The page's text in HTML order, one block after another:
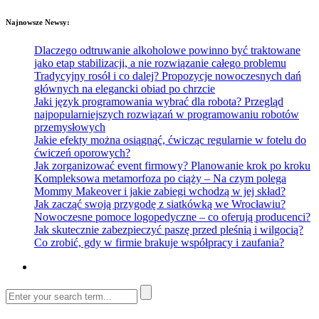
Najnowsze Newsy:
Dlaczego odtruwanie alkoholowe powinno być traktowane
jako etap stabilizacji, a nie rozwiązanie całego problemu
Tradycyjny rosół i co dalej? Propozycje nowoczesnych dań
głównych na elegancki obiad po chrzcie
Jaki język programowania wybrać dla robota? Przegląd
najpopularniejszych rozwiązań w programowaniu robotów
przemysłowych
Jakie efekty można osiągnąć, ćwicząc regularnie w fotelu do
ćwiczeń oporowych?
Jak zorganizować event firmowy? Planowanie krok po kroku
Kompleksowa metamorfoza po ciąży – Na czym polega
Mommy Makeover i jakie zabiegi wchodzą w jej skład?
Jak zacząć swoją przygodę z siatkówką we Wrocławiu?
Nowoczesne pomoce logopedyczne – co oferują producenci?
Jak skutecznie zabezpieczyć paszę przed pleśnią i wilgocią?
Co zrobić, gdy w firmie brakuje współpracy i zaufania?